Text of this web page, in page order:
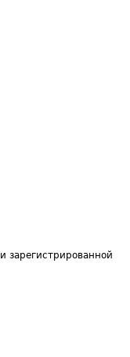
зарегистрированной